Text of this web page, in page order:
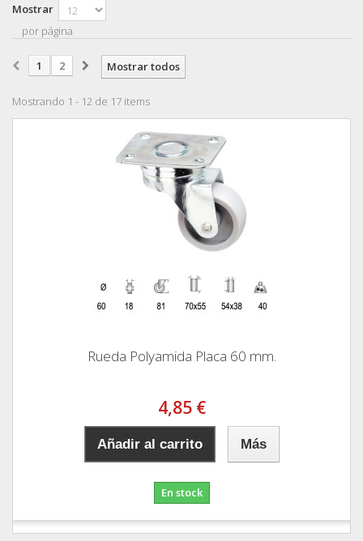
Mostrar
por página
Mostrar todos
1 2
Mostrando 1 - 12 de 17 items
Rueda Polyamida Placa 60 mm.
4,85 €
Añadir al carrito Más
En stock